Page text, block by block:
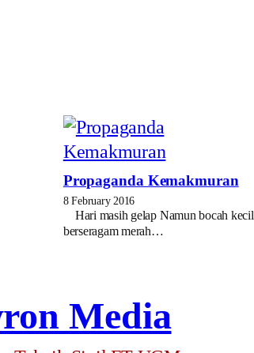
Propaganda Kemakmuran
8 February 2016
Hari masih gelap Namun bocah kecil
berseragam merah…
Media